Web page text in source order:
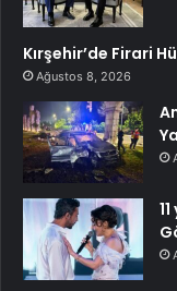
Kırşehir’de Firari
Ağustos 8, 2026